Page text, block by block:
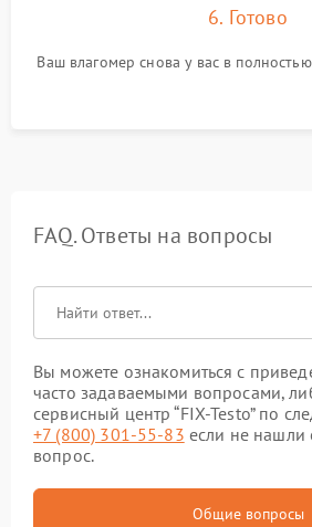
6. Готово
Ваш влагомер снова у вас в
FAQ. Ответы на вопросы
Вы можете ознакомиться с
часто задаваемыми вопросами,
сервисный центр “FIX-Testo” по
+7 (800) 301-55-83 если не нашли
вопрос.
Общие вопросы